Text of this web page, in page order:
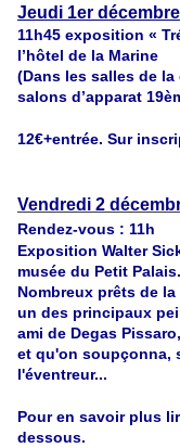
Jeudi 1er décembre
11h45 exposition «
l’hôtel de la Marine
(Dans les salles de
salons d’apparat
12€+entrée. Sur
Vendredi 2
Rendez-vous : 11h
Exposition Walter
musée du Petit Palais.
Nombreux prêts de la
un des principaux
ami de Degas
et qu'on soupçonna,
l'éventreur...
Pour en savoir plus
dessous.